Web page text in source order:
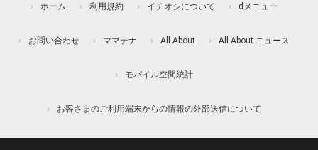
ホーム 利用規約 イチオシについて dメニュー
お問い合わせ ママテナ All About All About ニュース
モバイル空間統計
お客さまのご利用端末からの情報の外部送信について